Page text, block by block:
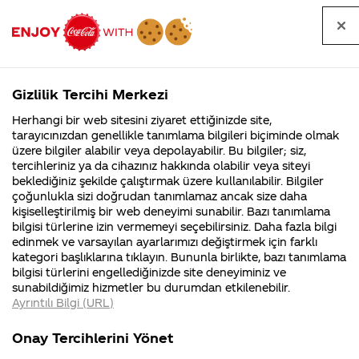
Anasayfa Tüm
sorular
Haberler Kapat
Arama yap
Coca-Cola
nerenin
malı?
Coca cola
İsrail malı mı
Yani ...
Coca-
Cola'nın
Filistin'de
Coca-
Cola’yı
kim
buldu?
Anasayfa Sorular Soru detayları
Coca-Cola,
Türkiye'de
neden
otomobil
sporlarına
sponsor
Kategoriler
Kurumsal
4355 Soru
Coca-Cola
Şirketi
hakkında
90 Soru
Gizlilik Tercihi Merkezi
Herhangi bir web sitesini ziyaret ettiğinizde site,
tarayıcınızdan genellikle tanımlama bilgileri biçiminde olmak
üzere bilgiler alabilir veya depolayabilir. Bu bilgiler; siz,
tercihleriniz ya da cihazınız hakkında olabilir veya siteyi
beklediğiniz şekilde çalıştırmak üzere kullanılabilir. Bilgiler
çoğunlukla sizi doğrudan tanımlamaz ancak size daha
kişiselleştirilmiş bir web deneyimi sunabilir. Bazı tanımlama
bilgisi türlerine izin vermemeyi seçebilirsiniz. Daha fazla bilgi
edinmek ve varsayılan ayarlarımızı değiştirmek için farklı
kategori başlıklarına tıklayın. Bununla birlikte, bazı tanımlama
bilgisi türlerini engellediğinizde site deneyiminiz ve
sunabildiğimiz hizmetler bu durumdan etkilenebilir.
Ayrıntılı Bilgi (URL)
Onay Tercihlerini Yönet